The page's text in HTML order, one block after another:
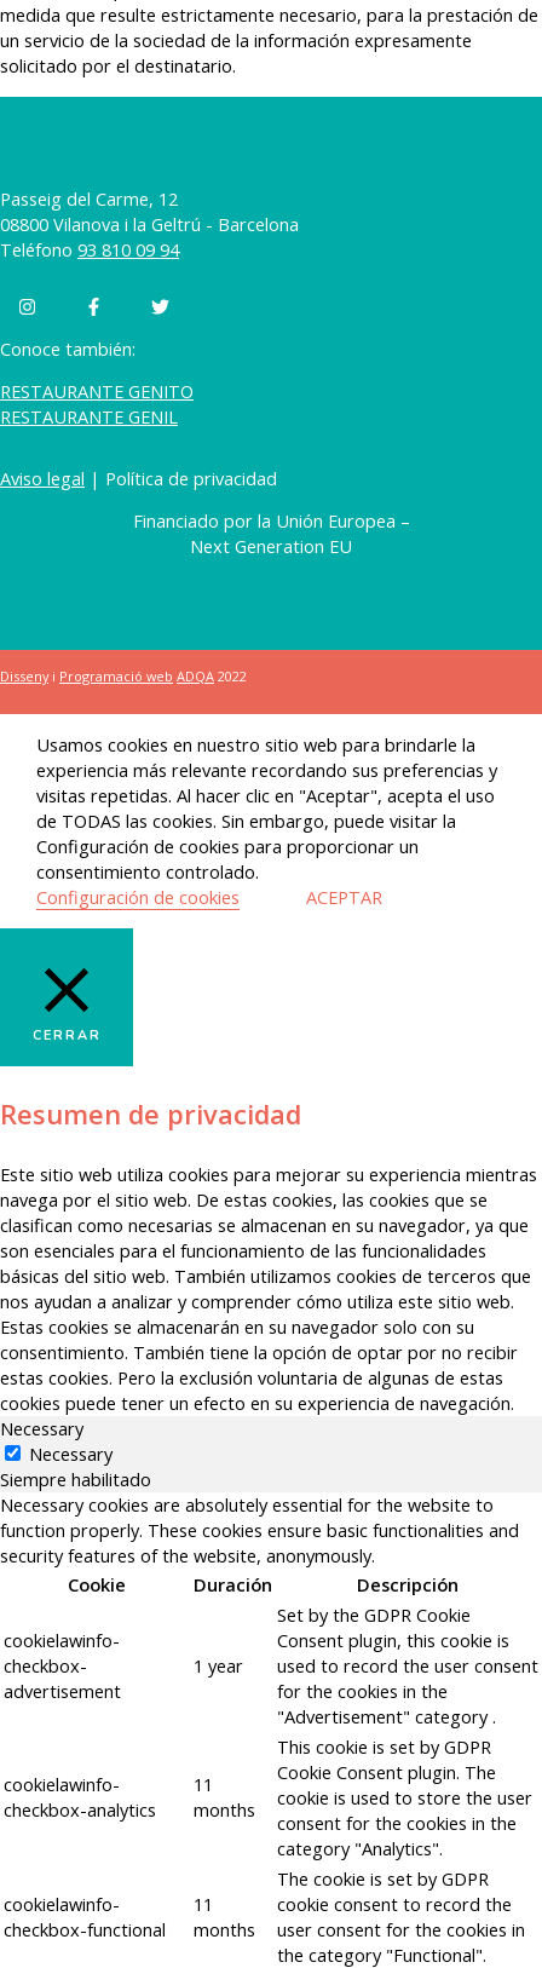
medida que resulte estrictamente necesario, para la prestación de
un servicio de la sociedad de la información expresamente
solicitado por el destinatario.
Passeig del Carme, 12
08800 Vilanova i la Geltrú - Barcelona
Teléfono 93 810 09 94
Conoce también:
RESTAURANTE GENITO
RESTAURANTE GENIL
Aviso legal | Política de privacidad
Financiado por la Unión Europea –
Next Generation EU
Dissenyi Programació web ADQA 2022
Usamos cookies en nuestro sitio web para brindarle la
experiencia más relevante recordando sus preferencias y
visitas repetidas. Al hacer clic en "Aceptar", acepta el uso
de TODAS las cookies. Sin embargo, puede visitar la
Configuración de cookies para proporcionar un
consentimiento controlado.
Configuración de cookies
ACEPTAR
CERRAR
Resumen de privacidad
Este sitio web utiliza cookies para mejorar su experiencia mientras
navega por el sitio web. De estas cookies, las cookies que se
clasifican como necesarias se almacenan en su navegador, ya que
son esenciales para el funcionamiento de las funcionalidades
básicas del sitio web. También utilizamos cookies de terceros que
nos ayudan a analizar y comprender cómo utiliza este sitio web.
Estas cookies se almacenarán en su navegador solo con su
consentimiento. También tiene la opción de optar por no recibir
estas cookies. Pero la exclusión voluntaria de algunas de estas
cookies puede tener un efecto en su experiencia de navegación.
Necessary
Necessary
Siempre habilitado
Necessary cookies are absolutely essential for the website to
function properly. These cookies ensure basic functionalities and
security features of the website, anonymously.
Cookie
Duración Descripción
cookielawinfo-
checkbox-
advertisement
1 year
Set by the GDPR Cookie
Consent plugin, this cookie is
used to record the user consent
for the cookies in the
"Advertisement" category .
cookielawinfo-
checkbox-analytics
11
months
This cookie is set by GDPR
Cookie Consent plugin. The
cookie is used to store the user
consent for the cookies in the
category "Analytics".
cookielawinfo-
checkbox-functional
11
months
The cookie is set by GDPR
cookie consent to record the
user consent for the cookies in
the category "Functional".